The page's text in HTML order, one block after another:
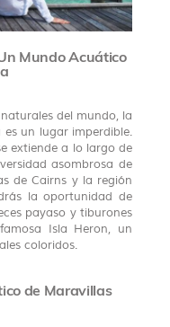
Mundo Acuático
del mundo, la
un lugar imperdible.
extiende a lo largo de
asombrosa de
de Cairns y la región
la oportunidad de
payaso y tiburones
Isla Heron, un
coloridos.
de Maravillas